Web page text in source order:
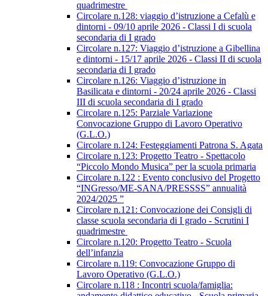
quadrimestre
Circolare n.128: viaggio d’istruzione a Cefalù e
dintorni - 09/10 aprile 2026 - Classi I di scuola
secondaria di I grado
Circolare n.127: Viaggio d’istruzione a Gibellina
e dintorni - 15/17 aprile 2026 - Classi II di scuola
secondaria di I grado
Circolare n.126: Viaggio d’istruzione in
Basilicata e dintorni - 20/24 aprile 2026 - Classi
III di scuola secondaria di I grado
Circolare n.125: Parziale Variazione
Convocazione Gruppo di Lavoro Operativo
(G.L.O.)
Circolare n.124: Festeggiamenti Patrona S. Agata
Circolare n.123: Progetto Teatro - Spettacolo
“Piccolo Mondo Musica” per la scuola primaria
Circolare n.122 : Evento conclusivo del Progetto
“INGresso/ME-SANA/PRESSSS” annualità
2024/2025 ”
Circolare n.121: Convocazione dei Consigli di
classe scuola secondaria di I grado - Scrutini I
quadrimestre
Circolare n.120: Progetto Teatro - Scuola
dell’infanzia
Circolare n.119: Convocazione Gruppo di
Lavoro Operativo (G.L.O.)
Circolare n.118 : Incontri scuola/famiglia: